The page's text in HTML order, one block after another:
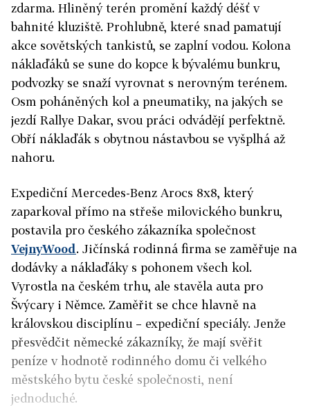
zdarma. Hliněný terén promění každý déšť v
bahnité kluziště. Prohlubně, které snad pamatují
akce sovětských tankistů, se zaplní vodou. Kolona
náklaďáků se sune do kopce k bývalému bunkru,
podvozky se snaží vyrovnat s nerovným terénem.
Osm poháněných kol a pneumatiky, na jakých se
jezdí Rallye Dakar, svou práci odvádějí perfektně.
Obří náklaďák s obytnou nástavbou se vyšplhá až
nahoru.
Expediční Mercedes-Benz Arocs 8x8, který
zaparkoval přímo na střeše milovického bunkru,
postavila pro českého zákazníka společnost
VejnyWood. Jičínská rodinná firma se zaměřuje na
dodávky a náklaďáky s pohonem všech kol.
Vyrostla na českém trhu, ale stavěla auta pro
Švýcary i Němce. Zaměřit se chce hlavně na
královskou disciplínu – expediční speciály. Jenže
přesvědčit německé zákazníky, že mají svěřit
peníze v hodnotě rodinného domu či velkého
městského bytu české společnosti, není
jednoduché.